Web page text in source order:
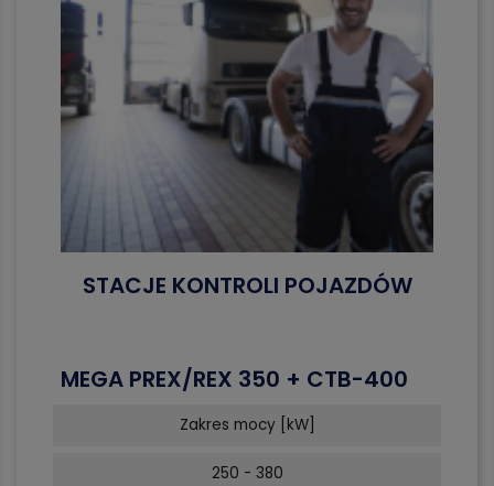
STACJE KONTROLI POJAZDÓW
MEGA PREX/REX 350 + CTB-400
Zakres mocy [kW]
250 - 380